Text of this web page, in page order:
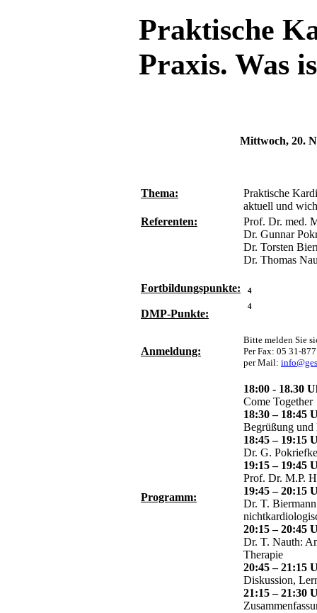
Praktische
Praxis. Was
Mittwoch, 20.
Thema:
Praktische
aktuell und
Referenten:
Prof. Dr. med.
Dr. Gunnar
Dr. Torsten
Dr. Thomas
Fortbildungspunkte:
DMP-Punkte:
4
4
Anmeldung:
Bitte melden Sie
Per Fax: 05 31-
per Mail:
Programm:
18:00 - 18.30
Come Together
18:30 – 18:45
Begrüßung
18:45 – 19:15
Dr. G.
19:15 – 19:45
Prof. Dr. M.P.
19:45 – 20:15
Dr. T.
20:15 – 20:45
Dr. T. Nauth:
Therapie
20:45 – 21:15
Diskussion,
21:15 – 21:30